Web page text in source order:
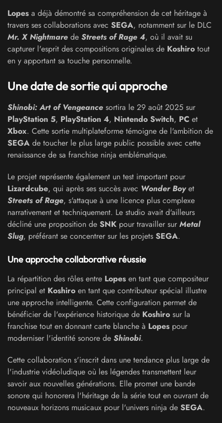
Lopes a déjà démontré sa compréhension de cet héritage à
travers ses collaborations avec SEGA, notamment sur le DLC
Mr. X Nightmare de Streets of Rage 4, où il avait su
capturer l'esprit des compositions originales de Koshiro tout
en y apportant sa touche personnelle.
Une date de sortie qui approche
Shinobi: Art of Vengeance sortira le 29 août 2025 sur
PlayStation 5, PlayStation 4, Nintendo Switch, PC et
Xbox. Cette sortie multiplateforme témoigne de l'ambition de
SEGA de toucher le plus large public possible avec cette
renaissance de sa franchise ninja emblématique.
Le projet représente également un test important pour
Lizardcube, qui après ses succès avec Wonder Boyet
Streets of Rage, s'attaque à une licence plus complexe
narrativement et techniquement. Le studio avait d'ailleurs
décliné une proposition de SNK pour travailler sur Metal
Slug, préférant se concentrer sur les projets SEGA.
Une approche collaborative réussie
La répartition des rôles entre Lopes en tant que compositeur
principal et Koshiro en tant que contributeur spécial illustre
une approche intelligente. Cette configuration permet de
bénéficier de l'expérience historique de Koshiro sur la
franchise tout en donnant carte blanche à Lopes pour
moderniser l'identité sonore de Shinobi.
Cette collaboration s'inscrit dans une tendance plus large de
l'industrie vidéoludique où les légendes transmettent leur
savoir aux nouvelles générations. Elle promet une bande
sonore qui honorera l'héritage de la série tout en ouvrant de
nouveaux horizons musicaux pour l'univers ninja de SEGA.